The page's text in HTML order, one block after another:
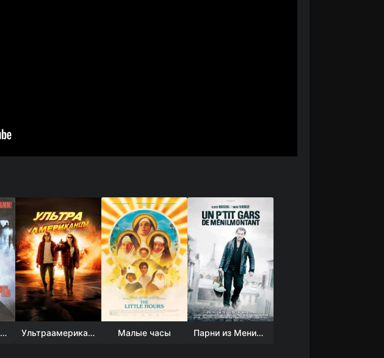
Ордер на смерть Ультраамериканцы Малые часы Парни из Менильмонтана